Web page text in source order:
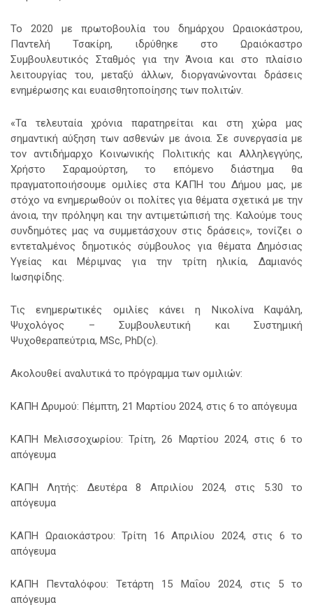
Το 2020 με πρωτοβουλία του δημάρχου Ωραιοκάστρου,
Παντελή Τσακίρη, ιδρύθηκε στο Ωραιόκαστρο
Συμβουλευτικός Σταθμός για την Άνοια και στο πλαίσιο
λειτουργίας του, μεταξύ άλλων, διοργανώνονται δράσεις
ενημέρωσης και ευαισθητοποίησης των πολιτών.
«Τα τελευταία χρόνια παρατηρείται και στη χώρα μας
σημαντική αύξηση των ασθενών με άνοια. Σε συνεργασία με
τον αντιδήμαρχο Κοινωνικής Πολιτικής και Αλληλεγγύης,
Χρήστο Σαραμούρτση, το επόμενο διάστημα θα
πραγματοποιήσουμε ομιλίες στα ΚΑΠΗ του Δήμου μας, με
στόχο να ενημερωθούν οι πολίτες για θέματα σχετικά με την
άνοια, την πρόληψη και την αντιμετώπισή της. Καλούμε τους
συνδημότες μας να συμμετάσχουν στις δράσεις», τονίζει ο
εντεταλμένος δημοτικός σύμβουλος για θέματα Δημόσιας
Υγείας και Μέριμνας για την τρίτη ηλικία, Δαμιανός
Ιωσηφίδης.
Τις ενημερωτικές ομιλίες κάνει η Νικολίνα Καψάλη,
Ψυχολόγος – Συμβουλευτική και Συστημική
Ψυχοθεραπεύτρια, ΜSc, PhD(c).
Ακολουθεί αναλυτικά το πρόγραμμα των ομιλιών:
ΚΑΠΗ Δρυμού: Πέμπτη, 21 Μαρτίου 2024, στις 6 το απόγευμα
ΚΑΠΗ Μελισσοχωρίου: Τρίτη, 26 Μαρτίου 2024, στις 6 το
απόγευμα
ΚΑΠΗ Λητής: Δευτέρα 8 Απριλίου 2024, στις 5.30 το
απόγευμα
ΚΑΠΗ Ωραιοκάστρου: Τρίτη 16 Απριλίου 2024, στις 6 το
απόγευμα
ΚΑΠΗ Πενταλόφου: Τετάρτη 15 Μαΐου 2024, στις 5 το
απόγευμα